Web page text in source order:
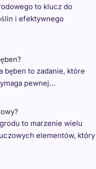
to klucz do
i efektywnego
bęben to zadanie, które
pewnej…
to marzenie wielu
elementów, który